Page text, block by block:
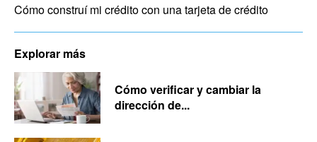
Cómo construí mi crédito con una tarjeta de crédito
Explorar más
Cómo verificar y cambiar la
dirección de...